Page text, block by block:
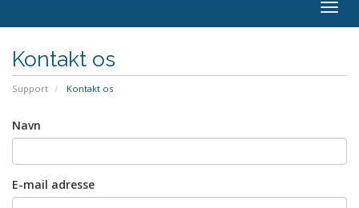
Kontakt os
Support Kontakt os
Navn
E-mail adresse